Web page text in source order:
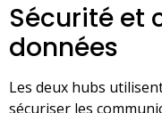
Sécurité et
données
Les deux hubs
sécuriser les